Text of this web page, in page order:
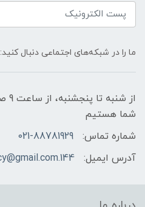
ما را در شبکه‌های اجتماعی دنبال کنید:
شما هستیم
شماره تماس:
021-88781929
آدرس ایمیل:
144.parsinpharmacy@gmail.com